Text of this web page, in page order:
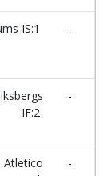
IS:1 -
IF:2
-
Atletico
-